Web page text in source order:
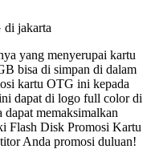
yang menyerupai kartu
bisa di simpan di dalam
kartu OTG ini kepada
dapat di logo full color di
dapat memaksimalkan
Flash Disk Promosi Kartu
Anda promosi duluan!